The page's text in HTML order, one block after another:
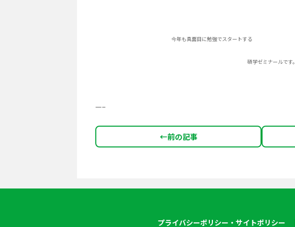
今年も真面目に勉強でスタートする
碩学ゼミナールです。
—–
←前の記事
プライバシーポリシー・サイトポリシー